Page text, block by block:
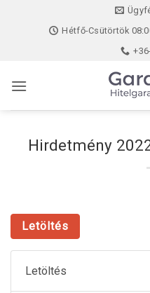
Hétfő-Csütörtök
Hirdetmény
Letöltés
Letöltés